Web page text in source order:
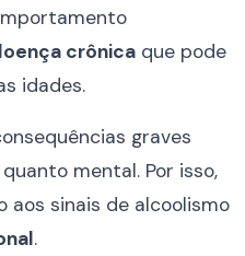
crônica que pode
idades.
graves
mental. Por isso,
sinais de alcoolismo
.